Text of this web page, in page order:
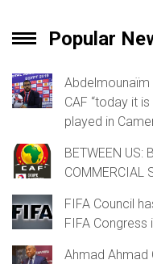
Popular
CAF “today it
played in
BETWEEN US:
COMMERCIAL
FIFA Council
FIFA Congress
Ahmad Ahmad